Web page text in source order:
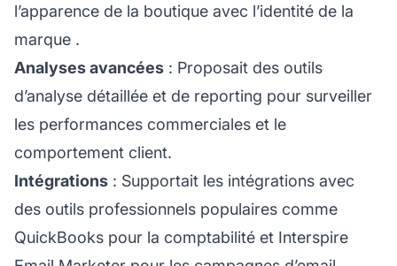
l’apparence de la boutique avec l’identité de la
marque .
Analyses avancées : Proposait des outils
d’analyse détaillée et de reporting pour surveiller
les performances commerciales et le
comportement client.
Intégrations : Supportait les intégrations avec
des outils professionnels populaires comme
QuickBooks pour la comptabilité et Interspire